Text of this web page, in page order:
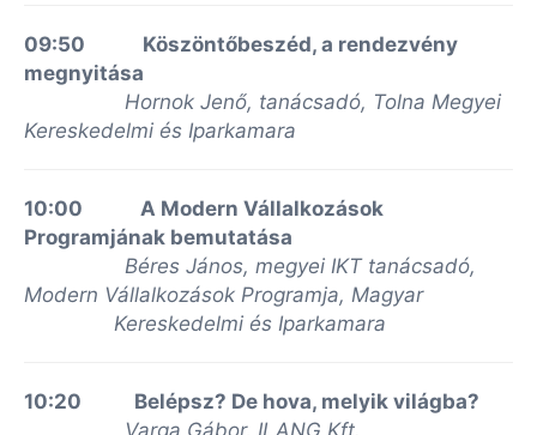
09:50 Köszöntőbeszéd, a rendezvény
megnyitása
Hornok Jenő, tanácsadó, Tolna Megyei
Kereskedelmi és Iparkamara
10:00 A Modern Vállalkozások
Programjának bemutatása
Béres János, megyei IKT tanácsadó,
Modern Vállalkozások Programja, Magyar
Kereskedelmi és Iparkamara
10:20 Belépsz? De hova, melyik világba?
Varga Gábor, ILANG Kft.